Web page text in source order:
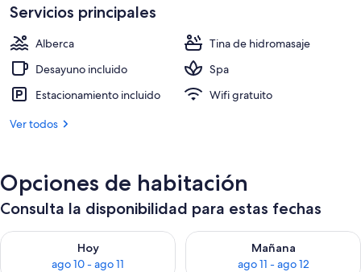
Habitación doble Deluxe | Sábanas
Servicios principales
Alberca
Tina de hidromasaje
Desayuno incluido
Spa
Estacionamiento incluido
Wifi gratuito
Ver todos
Opciones de habitación
Consulta la disponibilidad para estas fechas
Hoy
ago 10 - ago 11
Consulta la disponibilidad para hoy ago 10 - ago 11
Mañana
ago 11 - ago 12
Consulta la disponibilidad